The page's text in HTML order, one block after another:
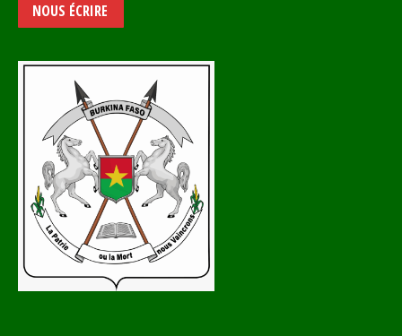
NOUS ÉCRIRE